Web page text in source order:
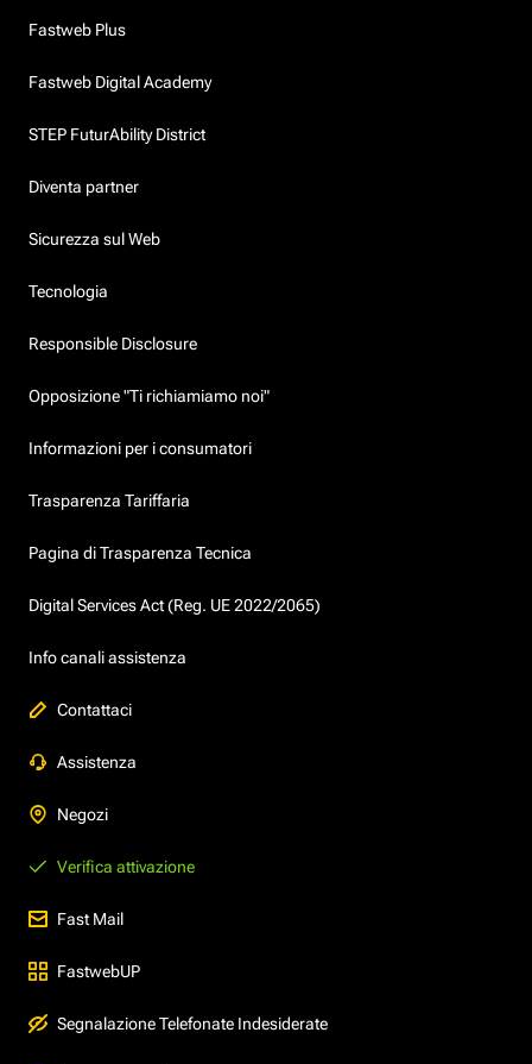
Fastweb Plus
Fastweb Digital Academy
STEP FuturAbility District
Diventa partner
Sicurezza sul Web
Tecnologia
Responsible Disclosure
Opposizione "Ti richiamiamo noi"
Informazioni per i consumatori
Trasparenza Tariffaria
Pagina di Trasparenza Tecnica
Digital Services Act (Reg. UE 2022/2065)
Info canali assistenza
Contattaci
Assistenza
Negozi
Verifica attivazione
Fast Mail
FastwebUP
Segnalazione Telefonate Indesiderate